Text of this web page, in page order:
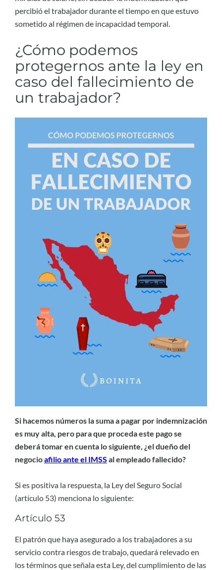
percibió el trabajador durante el tiempo en que estuvo
sometido al régimen de incapacidad temporal.
¿Cómo podemos
protegernos ante la ley en
caso del fallecimiento de
un trabajador?
Si hacemos números la suma a pagar por indemnización
es muy alta, pero para que proceda este pago se
deberá tomar en cuenta lo siguiente, ¿el dueño del
negocioafilio ante el IMSS al empleado fallecido?
Si es positiva la respuesta, la Ley del Seguro Social
(artículo 53) menciona lo siguiente:
Artículo 53
El patrón que haya asegurado a los trabajadores a su
servicio contra riesgos de trabajo, quedará relevado en
los términos que señala esta Ley, del cumplimiento de las